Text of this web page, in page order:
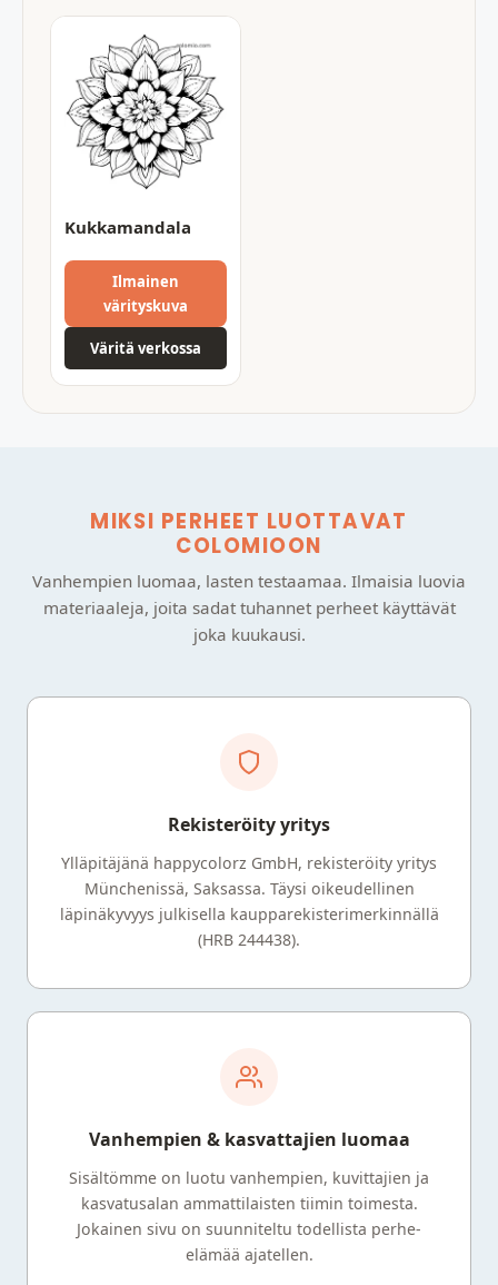
Kukkamandala
Ilmainen
värityskuva
Väritä verkossa
MIKSI PERHEET LUOTTAVAT
COLOMIOON
Vanhempien luomaa, lasten testaamaa. Ilmaisia luovia
materiaaleja, joita sadat tuhannet perheet käyttävät
joka kuukausi.
Rekisteröity yritys
Ylläpitäjänä happycolorz GmbH, rekisteröity yritys
Münchenissä, Saksassa. Täysi oikeudellinen
läpinäkyvyys julkisella kaupparekisterimerkinnällä
(HRB 244438).
Vanhempien & kasvattajien luomaa
Sisältömme on luotu vanhempien, kuvittajien ja
kasvatusalan ammattilaisten tiimin toimesta.
Jokainen sivu on suunniteltu todellista perhe-
elämää ajatellen.